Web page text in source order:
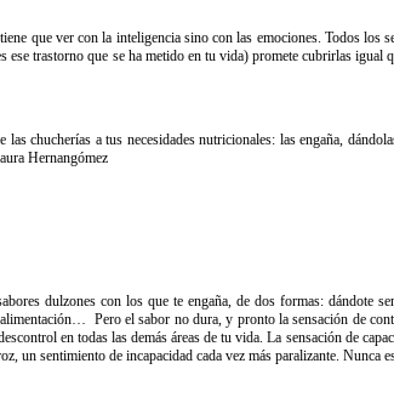
​que​ ​ver​ ​con​ ​la inteligencia​ ​sino​ ​con​ ​las​ ​emociones.​ ​Todos​ ​los​
trastorno que se ha metido en tu vida)​ ​promete​ ​cubrirlas​ ​igual​
​chucherías​ ​a​ ​tus necesidades​ ​nutricionales:​ ​las​ ​engaña,​
Hernangómez
​dulzones​ ​con​ ​los​ ​que​ ​te engaña,​ ​de​ ​dos​ ​formas:​ ​dándote​
​Pero​ ​el​ ​sabor​ ​no​ ​dura,​ ​y​ ​pronto​ ​la sensación​ ​de​
​en​ ​todas​ ​las​ ​demás​ ​áreas​ ​de​ ​tu​ ​vida.​ ​La sensación​ ​de​
​un​ ​sentimiento​ ​de​ ​incapacidad​ ​cada​ ​vez​ ​más paralizante. Nunca